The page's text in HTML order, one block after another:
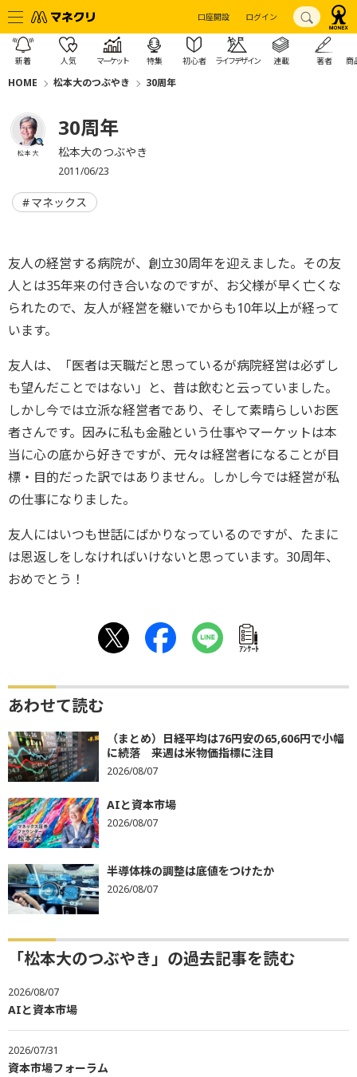
口座開設 ログイン
新着 人気 マーケット 特集 初心者 ライフデザイン 連載 著者 商
HOME 松本大のつぶやき 30周年
松本 大
30周年
松本大のつぶやき
2011/06/23
マネックス
友人の経営する病院が、創立30周年を迎えました。その友
人とは35年来の付き合いなのですが、お父様が早く亡くな
られたので、友人が経営を継いでからも10年以上が経って
います。
友人は、「医者は天職だと思っているが病院経営は必ずし
も望んだことではない」と、昔は飲むと云っていました。
しかし今では立派な経営者であり、そして素晴らしいお医
者さんです。因みに私も金融という仕事やマーケットは本
当に心の底から好きですが、元々は経営者になることが目
標・目的だった訳ではありません。しかし今では経営が私
の仕事になりました。
友人にはいつも世話にばかりなっているのですが、たまに
は恩返しをしなければいけないと思っています。30周年、
おめでとう！
ｱﾝｹｰﾄ
あわせて読む
（まとめ）日経平均は76円安の65,606円で小幅
に続落 来週は米物価指標に注目
2026/08/07
AIと資本市場
2026/08/07
半導体株の調整は底値をつけたか
2026/08/07
「松本大のつぶやき」の過去記事を読む
2026/08/07
AIと資本市場
2026/07/31
資本市場フォーラム